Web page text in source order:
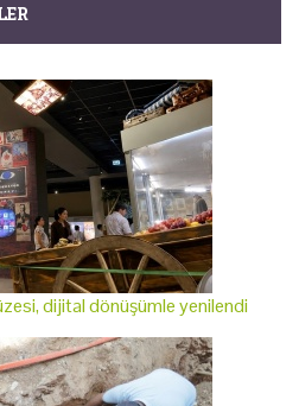
dijital dönüşümle yenilendi